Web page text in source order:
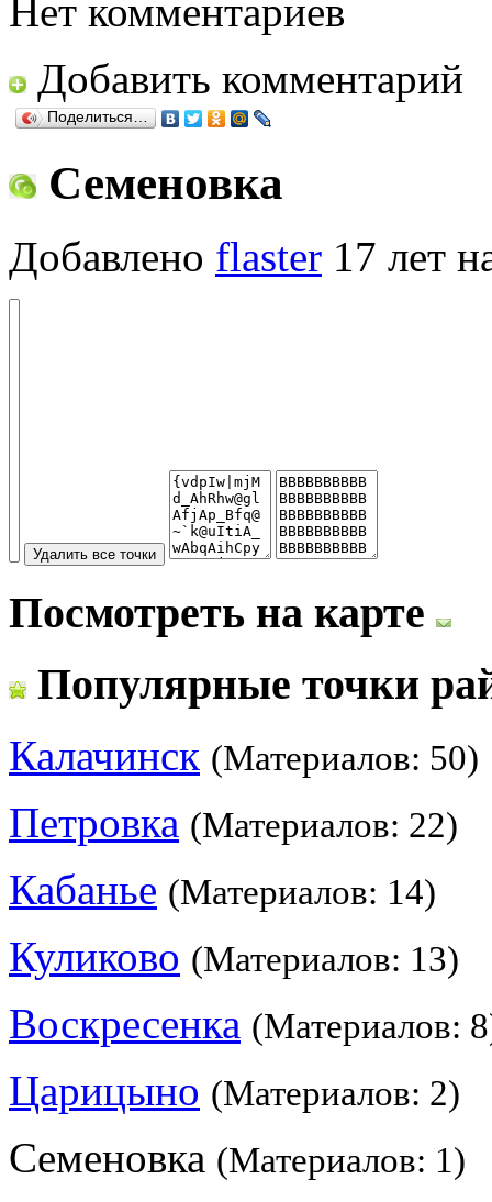
Нет комментариев
Добавить комментарий
Поделиться…
Семеновка
Добавлено flaster 17 лет
Посмотреть на карте
Популярные точки
Калачинск (Материалов: 50)
Петровка (Материалов: 22)
Кабанье (Материалов: 14)
Куликово (Материалов: 13)
Воскресенка (Материалов:
Царицыно (Материалов: 2)
Семеновка (Материалов: 1)